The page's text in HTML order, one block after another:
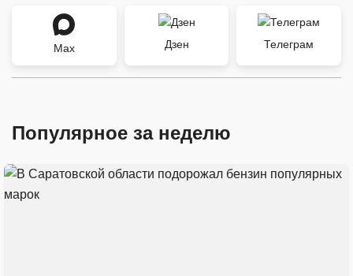
Max Дзен Телеграм
Популярное за неделю